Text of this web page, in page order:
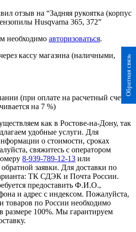
Обратная связь
отзыв на “Задняя рукоятка (корпус
Husqvarna 365, 372”
необходимо авторизоваться.
кассу магазина (наличными,
(при оплате на расчетный счет
на 7 %)
как в Ростове-на-Дону, так
удобные услуги. Для
о стоимости, сроках
свяжитесь с оператором
8-939-789-12-13 или
заявки. Для доставки по
ТК СДЭК и Почта России.
предоставить Ф.И.О.,
и адрес с индексом. Пожалуйста,
товаров по России необходимо
размере 100%. Мы гарантируем